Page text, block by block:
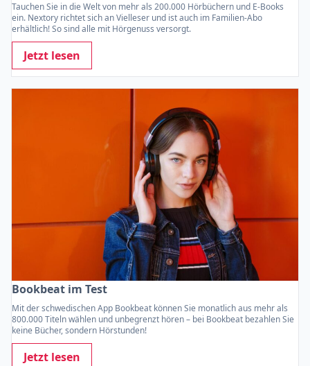
Tauchen Sie in die Welt von mehr als 200.000 Hörbüchern und E-Books
ein. Nextory richtet sich an Vielleser und ist auch im Familien-Abo
erhältlich! So sind alle mit Hörgenuss versorgt.
Jetzt lesen
Bookbeat im Test
Mit der schwedischen App Bookbeat können Sie monatlich aus mehr als
800.000 Titeln wählen und unbegrenzt hören – bei Bookbeat bezahlen Sie
keine Bücher, sondern Hörstunden!
Jetzt lesen